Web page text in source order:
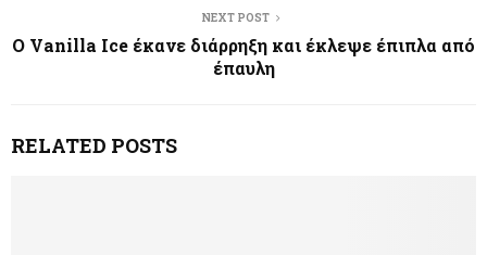
NEXT POST
Ο Vanilla Ice έκανε διάρρηξη και έκλεψε έπιπλα από
έπαυλη
RELATED POSTS